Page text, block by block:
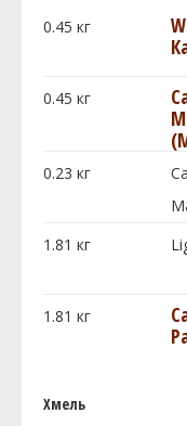
0.45 кг
0.45 кг
0.23 кг
1.81 кг
1.81 кг
Хмель